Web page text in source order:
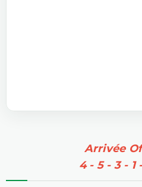
Arrivée
4 - 5 - 3 - 1